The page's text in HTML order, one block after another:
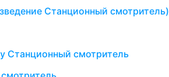
Станционный смотритель)
Станционный смотритель